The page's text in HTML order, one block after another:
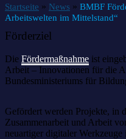
Startseite » News » BMBF
Arbeitswelten im Mittelstand“
Förderziel
Die Fördermaßnahme ist
Arbeit – Innovationen für die
Bundesministeriums für
Gefördert werden Projekte, in
Zusammenarbeit und Arbeit
neuartiger digitaler